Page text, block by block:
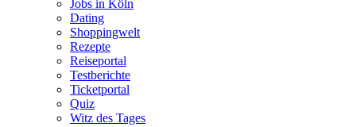
Jobs in Köln
Dating
Shoppingwelt
Rezepte
Reiseportal
Testberichte
Ticketportal
Quiz
Witz des Tages